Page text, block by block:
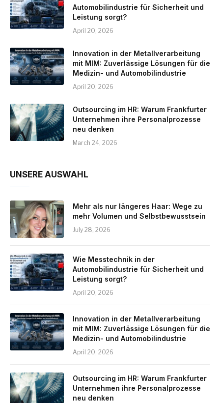
Automobilindustrie für Sicherheit und
Leistung sorgt?
April 20, 2026
Innovation in der Metallverarbeitung
mit MIM: Zuverlässige Lösungen für die
Medizin- und Automobilindustrie
April 20, 2026
Outsourcing im HR: Warum Frankfurter
Unternehmen ihre Personalprozesse
neu denken
March 24, 2026
UNSERE AUSWAHL
Mehr als nur längeres Haar: Wege zu
mehr Volumen und Selbstbewusstsein
July 28, 2026
Wie Messtechnik in der
Automobilindustrie für Sicherheit und
Leistung sorgt?
April 20, 2026
Innovation in der Metallverarbeitung
mit MIM: Zuverlässige Lösungen für die
Medizin- und Automobilindustrie
April 20, 2026
Outsourcing im HR: Warum Frankfurter
Unternehmen ihre Personalprozesse
neu denken